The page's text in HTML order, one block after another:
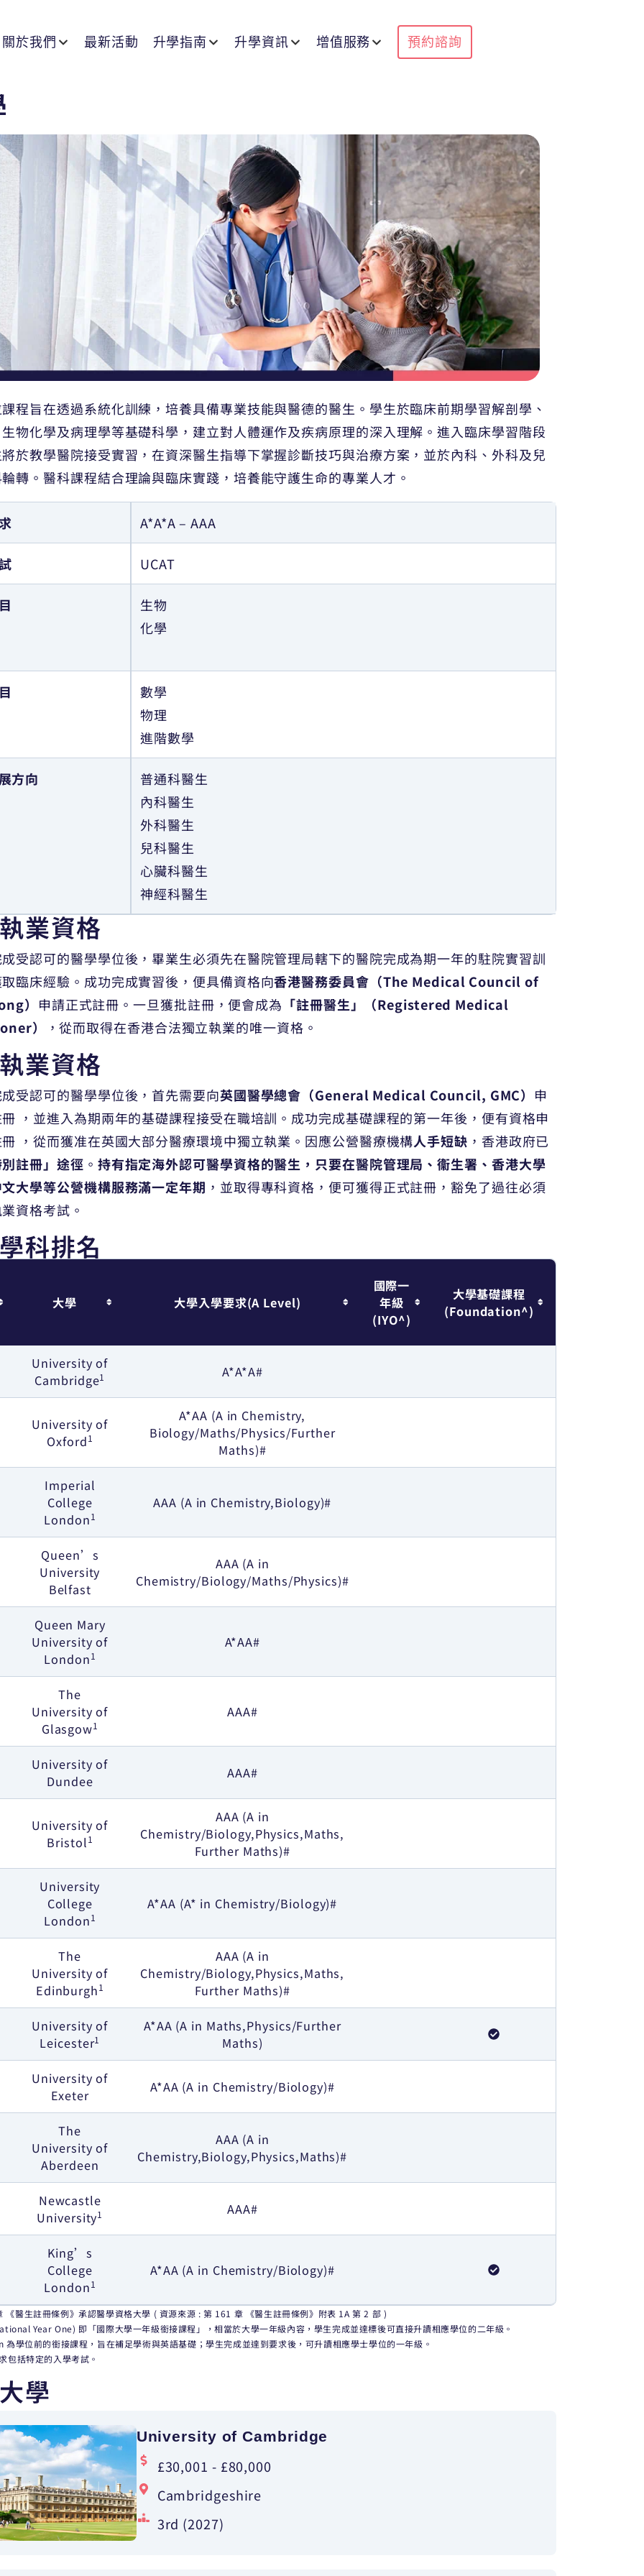
關於我們 最新活動 升學指南 升學資訊 增值服務 預約諮詢
程旨在透過系統化訓練，培養具備專業技能與醫德的醫生。學生於臨床前期學習解剖學、
物化學及病理學等基礎科學，建立對人體運作及疾病原理的深入理解。進入臨床學習階段
於教學醫院接受實習，在資深醫生指導下掌握診斷技巧與治療方案，並於內科、外科及兒
轉。醫科課程結合理論與臨床實踐，培養能守護生命的專業人才。
A*A*A – AAA
UCAT
生物
化學
數學
物理
進階數學
方向
普通科醫生
內科醫生
外科醫生
兒科醫生
心臟科醫生
神經科醫生
業資格
受認可的醫學學位後，畢業生必須先在醫院管理局轄下的醫院完成為期一年的駐院實習訓
臨床經驗。成功完成實習後，便具備資格向香港醫務委員會（The Medical Council of
） 申請正式註冊。一旦獲批註冊，便會成為 「註冊醫生」（Registered Medical
）
，從而取得在香港合法獨立執業的唯一資格。
業資格
受認可的醫學學位後，首先需要向英國醫學總會（General Medical Council, GMC） 申
，並進入為期兩年的基礎課程接受在職培訓。成功完成基礎課程的第一年後，便有資格申
，從而獲准在英國大部分醫療環境中獨立執業。因應公營醫療機構人手短缺 ，香港政府已
註冊」途徑 。 持有指定海外認可醫學資格的醫生，只要在醫院管理局、衞生署、香港大學
大學等公營機構服務滿一定年期 ，並取得專科資格，便可獲得正式註冊，豁免了過往必須
資格考試。
科排名
大學 大學入學要求(A Level)
國際一
年級
(IYO^)
大學基礎課程
(Foundation^)
University of
Cambridge1 A*A*A#
University of
Oxford1
A*AA (A in Chemistry,
Biology/Maths/Physics/Further
Maths)#
Imperial
College
London1
AAA (A in Chemistry,Biology)#
Queen’s
University
Belfast
AAA (A in
Chemistry/Biology/Maths/Physics)#
Queen Mary
University of
London1
A*AA#
The
University of
Glasgow1
AAA#
University of
Dundee
AAA#
University of
Bristol1
AAA (A in
Chemistry/Biology,Physics,Maths,
Further Maths)#
University
College
London1
A*AA (A* in Chemistry/Biology)#
The
University of
Edinburgh1
AAA (A in
Chemistry/Biology,Physics,Maths,
Further Maths)#
University of
Leicester1
A*AA (A in Maths,Physics/Further
Maths)
University of
Exeter
A*AA (A in Chemistry/Biology)#
The
University of
Aberdeen
AAA (A in
Chemistry,Biology,Physics,Maths)#
Newcastle
University1 AAA#
King’s
College
London1
A*AA (A in Chemistry/Biology)#
《醫生註冊條例》承認醫學資格大學 ( 資源來源 : 第 161 章 《醫生註冊條例》附表 1A 第 2 部 )
Year One) 即「國際大學一年級銜接課程」
，相當於大學一年級內容 ， 學生完成並達標後可直接升讀相應學位的二年級。
學位前的銜接課程，旨在補足學術與英語基礎；學生完成並達到要求後 ， 可升讀相應學士學位的一年級。
包括特定的入學考試。
學
University of Cambridge
£30,001 - £80,000
Cambridgeshire
3rd (2027)